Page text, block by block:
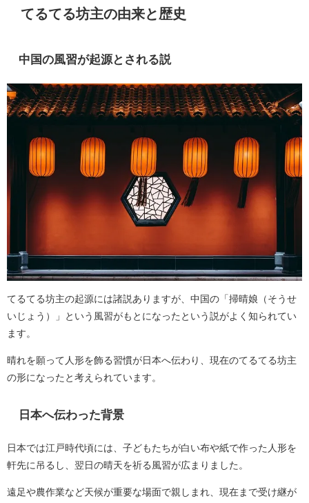
てるてる坊主の由来と歴史
中国の風習が起源とされる説
てるてる坊主の起源には諸説ありますが、中国の「掃晴娘（そうせ
いじょう）」という風習がもとになったという説がよく知られてい
ます。
晴れを願って人形を飾る習慣が日本へ伝わり、現在のてるてる坊主
の形になったと考えられています。
日本へ伝わった背景
日本では江戸時代頃には、子どもたちが白い布や紙で作った人形を
軒先に吊るし、翌日の晴天を祈る風習が広まりました。
遠足や農作業など天候が重要な場面で親しまれ、現在まで受け継が